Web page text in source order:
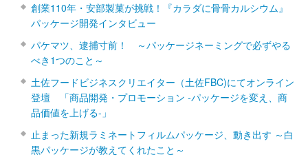
創業110年・安部製菓が挑戦！『カラダに骨骨カルシウム』
パッケージ開発インタビュー
パケマツ、逮捕寸前！ ～パッケージネーミングで必ずやる
べき1つのこと～
土佐フードビジネスクリエイター（土佐FBC)にてオンライン
登壇 「商品開発・プロモーション ‐パッケージを変え、商
品価値を上げる‐」
止まった新規ラミネートフィルムパッケージ、動き出す ～白
黒パッケージが教えてくれたこと～